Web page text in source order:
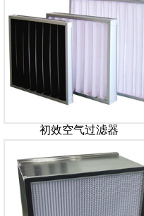
初效空气过滤器